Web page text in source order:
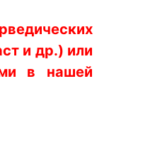
и др.) или
в нашей